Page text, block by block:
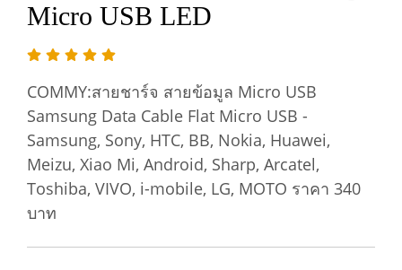
Micro USB LED
COMMY:สายชาร์จ สายข้อมูล Micro USB
Samsung Data Cable Flat Micro USB -
Samsung, Sony, HTC, BB, Nokia, Huawei,
Meizu, Xiao Mi, Android, Sharp, Arcatel,
Toshiba, VIVO, i-mobile, LG, MOTO ราคา 340
บาท